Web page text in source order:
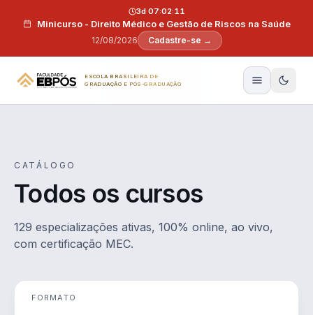
Minicurso - Direito Médico e Gestão de Riscos na Saúde
12/08/2026
3d 07:02:10
Cadastre-se →
ESCOLA BRASILEIRA DE
GRADUAÇÃO E PÓS-GRADUAÇÃO
CATÁLOGO
Todos os cursos
129 especializações ativas, 100% online, ao vivo,
com certificação MEC.
FORMATO